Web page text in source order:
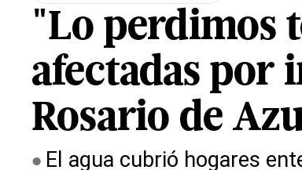
"Lo perdimos
afectadas por
Rosario de
El agua cubrió hogares